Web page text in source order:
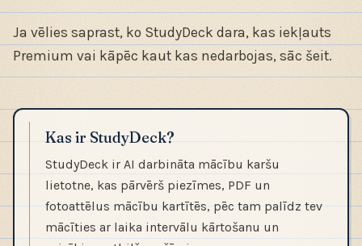
Ja vēlies saprast, ko StudyDeck dara, kas iekļauts
Premium vai kāpēc kaut kas nedarbojas, sāc šeit.
Kas ir StudyDeck?
StudyDeck ir AI darbināta mācību karšu
lietotne, kas pārvērš piezīmes, PDF un
fotoattēlus mācību kartītēs, pēc tam palīdz tev
mācīties ar laika intervālu kārtošanu un